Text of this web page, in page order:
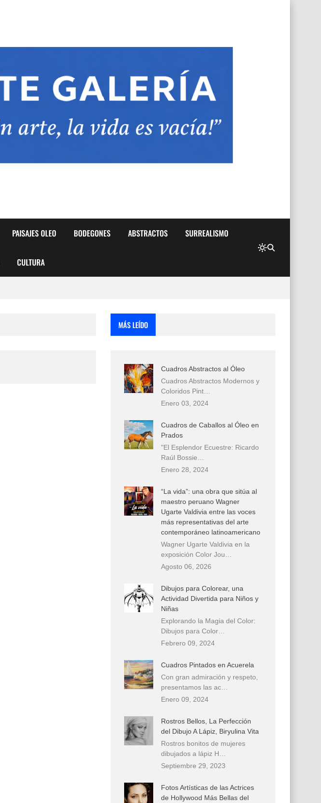
PAISAJES OLEO BODEGONES ABSTRACTOS SURREALISMO
CULTURA
MÁS LEÍDO
Cuadros Abstractos al Óleo
Cuadros Abstractos Modernos y
Coloridos Pint…
Enero 03, 2024
Cuadros de Caballos al Óleo en
Prados
"El Esplendor Ecuestre: Ricardo
Raúl Bossie…
Enero 28, 2024
“La vida”: una obra que sitúa al
maestro peruano Wagner
Ugarte Valdivia entre las voces
más representativas del arte
contemporáneo latinoamericano
Wagner Ugarte Valdivia en la
exposición Color Jou…
Agosto 06, 2026
Dibujos para Colorear, una
Actividad Divertida para Niños y
Niñas
Explorando la Magia del Color:
Dibujos para Color…
Febrero 09, 2024
Cuadros Pintados en Acuerela
Con gran admiración y respeto,
presentamos las ac…
Enero 09, 2024
Rostros Bellos, La Perfección
del Dibujo A Lápiz, Biryulina Vita
Rostros bonitos de mujeres
dibujados a lápiz H…
Septiembre 29, 2023
Fotos Artísticas de las Actrices
de Hollywood Más Bellas del